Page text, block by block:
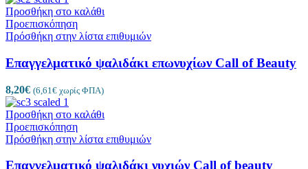
Προσθήκη στο καλάθι
Προεπισκόπηση
Πρόσθήκη στην λίστα επιθυμιών
Επαγγελματικό ψαλιδάκι επωνυχίων Call of Beauty
8,20€ (6,61 € χωρίς ΦΠΑ)
Προσθήκη στο καλάθι
Προεπισκόπηση
Πρόσθήκη στην λίστα επιθυμιών
Επαγγελματικό ψαλιδάκι νυχιών Call of beauty